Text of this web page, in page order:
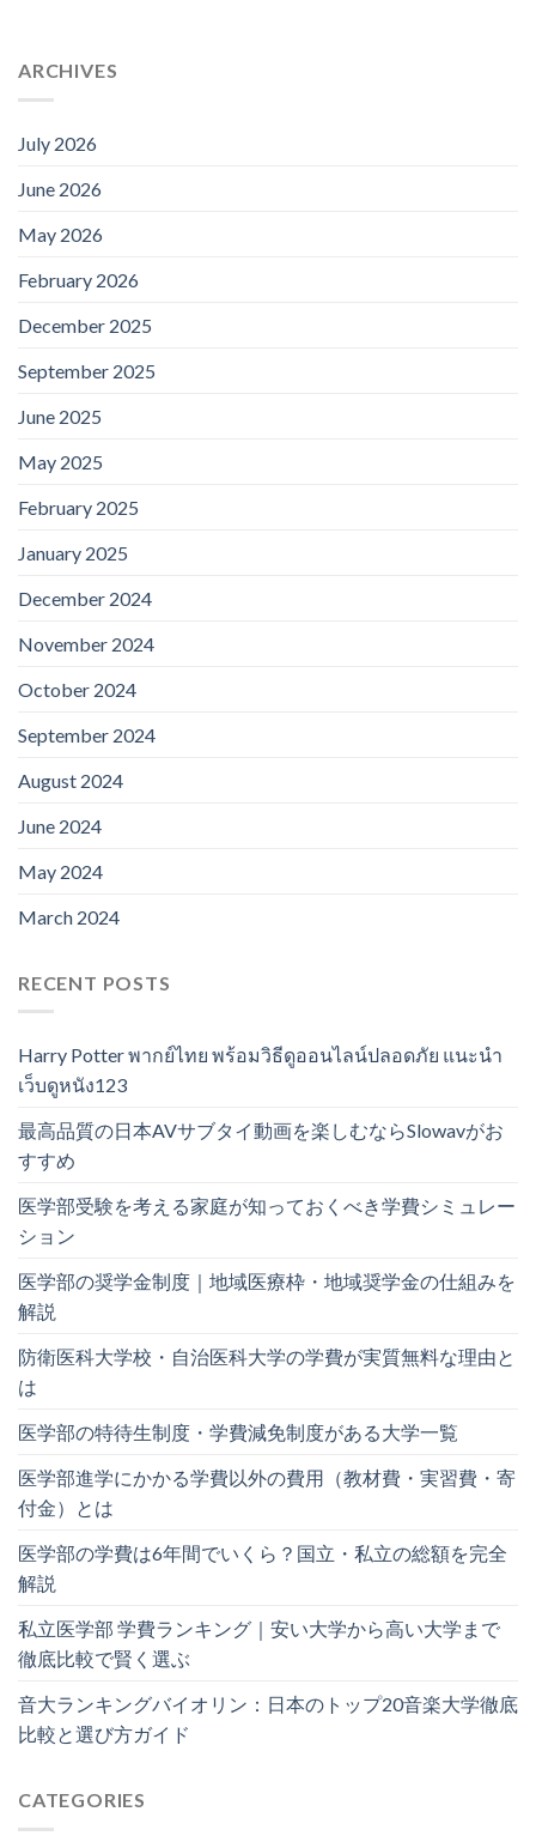
ARCHIVES
July 2026
June 2026
May 2026
February 2026
December 2025
September 2025
June 2025
May 2025
February 2025
January 2025
December 2024
November 2024
October 2024
September 2024
August 2024
June 2024
May 2024
March 2024
RECENT POSTS
Harry Potter พากย์ไทย พร้อมวิธีดูออนไลน์ปลอดภัย แนะนำ
เว็บดูหนัง123
最高品質の日本AVサブタイ動画を楽しむならSlowavがお
すすめ
医学部受験を考える家庭が知っておくべき学費シミュレー
ション
医学部の奨学金制度｜地域医療枠・地域奨学金の仕組みを
解説
防衛医科大学校・自治医科大学の学費が実質無料な理由と
は
医学部の特待生制度・学費減免制度がある大学一覧
医学部進学にかかる学費以外の費用（教材費・実習費・寄
付金）とは
医学部の学費は6年間でいくら？国立・私立の総額を完全
解説
私立医学部 学費ランキング｜安い大学から高い大学まで
徹底比較で賢く選ぶ
音大ランキングバイオリン：日本のトップ20音楽大学徹底
比較と選び方ガイド
CATEGORIES